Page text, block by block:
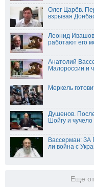
Олег Царёв.
взрывая
Леонид
работают его
Анатолий
Малороссии и
Меркель
Душенов.
Шойгу и
Вассерман: ЗА
ли война с
Еще